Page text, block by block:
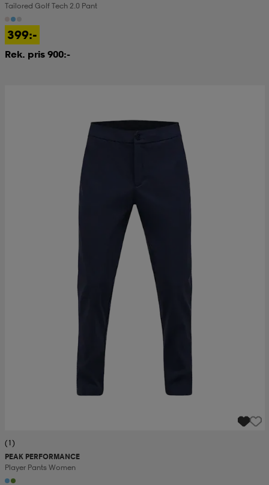
Tailored Golf Tech 2.0 Pant
399:-
Rek. pris 900:-
(1)
PEAK PERFORMANCE
Player Pants Women